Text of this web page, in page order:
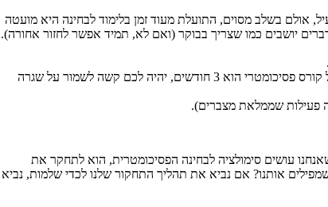
אולם בשלב מסוים, התועלת מעוד זמן בלימוד לבחינה היא מועטה
יושבים כמו שצריך בבוקר (ואם לא, תמיד אפשר לחזור אחורה).
בנוסף, אנו ממליצים על לתכנן תמיד מראש יום למידה של כ 6 שעות למידה. כלומר, יחד עם ההפסקות מדובר על כ 8 שעות בסך הכל. כיוון שהאורך המומלץ של קורס פסיכומטרי הוא 3 חודשים, יהיה לכם קשה לשמור על שגרה
פעילות שממלאת מצברים).
עושים סימולציה לבחינה הפסיכומטרית, הוא לתחקר את
אותנו? אם נביא את תהליך התחקור שלנו לכדי שלמות, נביא